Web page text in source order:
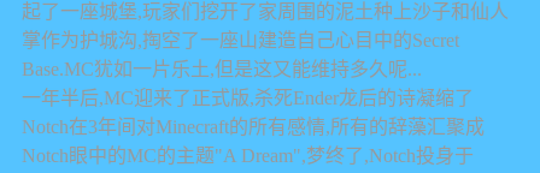
起了一座城堡,玩家们挖开了家周围的泥土种上沙子和仙人
掌作为护城沟,掏空了一座山建造自己心目中的Secret
Base.MC犹如一片乐土,但是这又能维持多久呢...
一年半后,MC迎来了正式版,杀死Ender龙后的诗凝缩了
Notch在3年间对Minecraft的所有感情,所有的辞藻汇聚成
Notch眼中的MC的主题"A Dream",梦终了,Notch投身于